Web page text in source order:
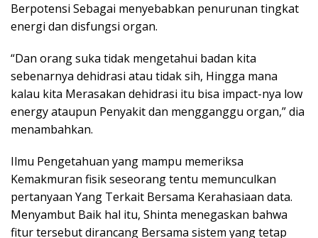
Berpotensi Sebagai menyebabkan penurunan tingkat
energi dan disfungsi organ.
“Dan orang suka tidak mengetahui badan kita
sebenarnya dehidrasi atau tidak sih, Hingga mana
kalau kita Merasakan dehidrasi itu bisa impact-nya low
energy ataupun Penyakit dan mengganggu organ,” dia
menambahkan.
Ilmu Pengetahuan yang mampu memeriksa
Kemakmuran fisik seseorang tentu memunculkan
pertanyaan Yang Terkait Bersama Kerahasiaan data.
Menyambut Baik hal itu, Shinta menegaskan bahwa
fitur tersebut dirancang Bersama sistem yang tetap